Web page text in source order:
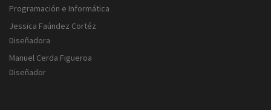
Programación e Informática
Jessica Faúndez Cortéz
Diseñadora
Manuel Cerda Figueroa
Diseñador